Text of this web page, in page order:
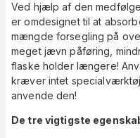
Ved hjælp af den
er omdesignet til at
mængde forsegling på
meget jævn påføring,
flaske holder længere!
kræver intet
anvende den!
De tre vigtigste